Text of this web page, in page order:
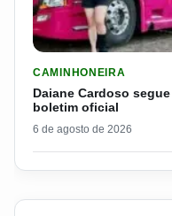
CAMINHONEIRA
Daiane Cardoso
boletim oficial
6 de agosto de 2026